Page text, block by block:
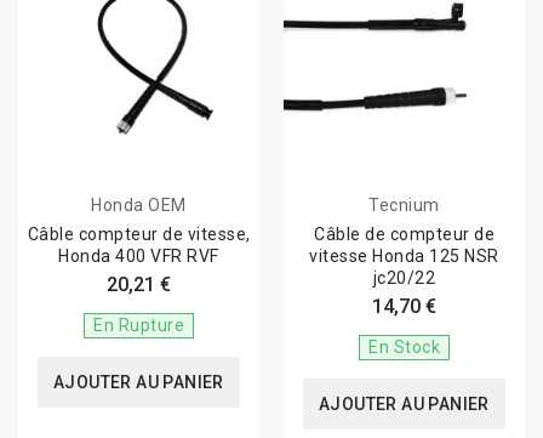
Honda OEM
Câble compteur de vitesse,
Honda 400 VFR RVF
20,21 €
En Rupture
AJOUTER AU PANIER
Tecnium
Câble de compteur de
vitesse Honda 125 NSR
jc20/22
14,70 €
En Stock
AJOUTER AU PANIER